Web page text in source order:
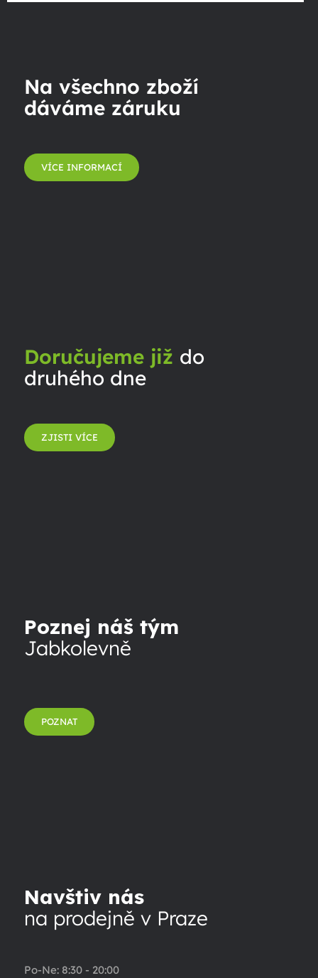
Na všechno zboží
dáváme záruku
VÍCE INFORMACÍ
Doručujeme již do
druhého dne
ZJISTI VÍCE
Poznej náš tým
Jabkolevně
POZNAT
Navštiv nás
na prodejně v Praze
Po-Ne: 8:30 - 20:00